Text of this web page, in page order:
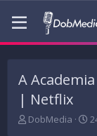
A
| Netflix
T
DobMedia
D